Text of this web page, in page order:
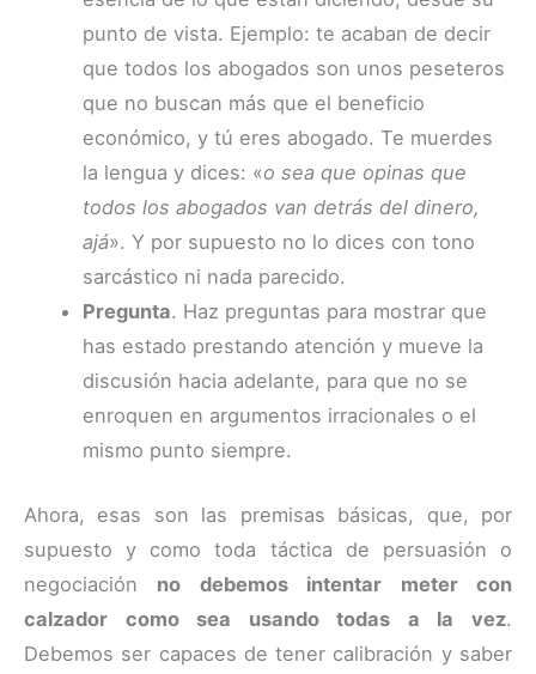
punto de vista. Ejemplo: te acaban de decir
que todos los abogados son unos peseteros
que no buscan más que el beneficio
económico, y tú eres abogado. Te muerdes
la lengua y dices: «o sea que opinas que
todos los abogados van detrás del dinero,
ajá». Y por supuesto no lo dices con tono
sarcástico ni nada parecido.
Pregunta. Haz preguntas para mostrar que
has estado prestando atención y mueve la
discusión hacia adelante, para que no se
enroquen en argumentos irracionales o el
mismo punto siempre.
Ahora, esas son las premisas básicas, que, por
supuesto y como toda táctica de persuasión o
negociación no debemos intentar meter con
calzador como sea usando todas a la vez.
Debemos ser capaces de tener calibración y saber